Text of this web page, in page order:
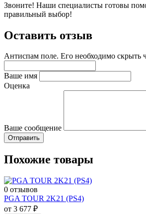
Звоните! Наши специалисты готовы
правильный выбор!
Оставить отзыв
Антиспам поле. Его необходимо скрыть
Ваше имя
Оценка
Ваше сообщение
Похожие товары
0 отзывов
PGA TOUR 2K21 (PS4)
от 3 677 ₽